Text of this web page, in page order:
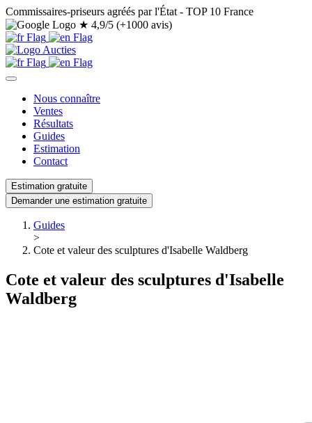
Commissaires-priseurs agréés par l'État - TOP 10 France
★ 4,9/5 (+1000 avis)
Nous connaître
Ventes
Résultats
Guides
Estimation
Contact
Estimation gratuite
Demander une estimation gratuite
Guides
>
Cote et valeur des sculptures d'Isabelle Waldberg
Cote et valeur des sculptures d'Isabelle
Waldberg